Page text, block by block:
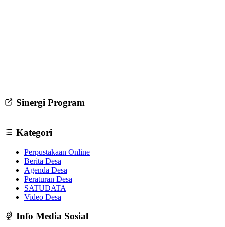
Sinergi Program
Kategori
Perpustakaan Online
Berita Desa
Agenda Desa
Peraturan Desa
SATUDATA
Video Desa
Info Media Sosial